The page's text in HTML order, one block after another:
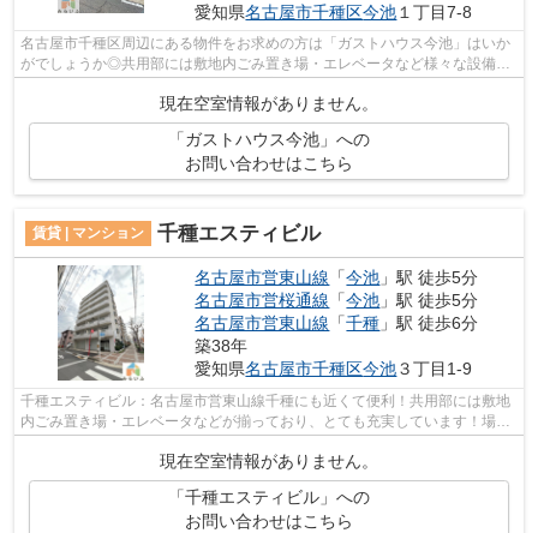
愛知県名古屋市千種区今池 １丁目7-8
名古屋市千種区周辺にある物件をお求めの方は「ガストハウス今池」はいか
がでしょうか◎共用部には敷地内ごみ置き場・エレベータなど様々な設備や
現在空室情報がありません。
「ガストハウス今池」への
お問い合わせはこちら
賃貸 | マンション 千種エスティビル
名古屋市営東山線 「今池 」駅 徒歩5分
名古屋市営桜通線 「今池 」駅 徒歩5分
名古屋市営東山線 「千種 」駅 徒歩6分
築38年
愛知県名古屋市千種区今池３丁目1-9
千種エスティビル：名古屋市営東山線千種にも近くて便利！共用部には敷地
内ごみ置き場・エレベータなどが揃っており、とても充実しています！場所
現在空室情報がありません。
「千種エスティビル」への
お問い合わせはこちら